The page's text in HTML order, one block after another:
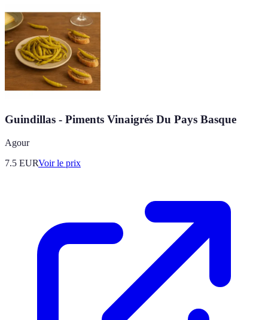
Guindillas - Piments Vinaigrés Du Pays Basque
Agour
7.5 EURVoir le prix